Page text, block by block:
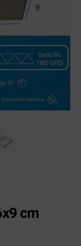
cm